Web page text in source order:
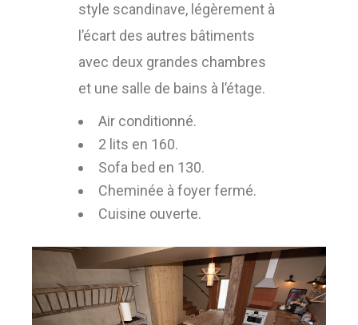
style scandinave, légèrement à
l’écart des autres bâtiments
avec deux grandes chambres
et une salle de bains à l’étage.
Air conditionné.
2 lits en 160.
Sofa bed en 130.
Cheminée à foyer fermé.
Cuisine ouverte.